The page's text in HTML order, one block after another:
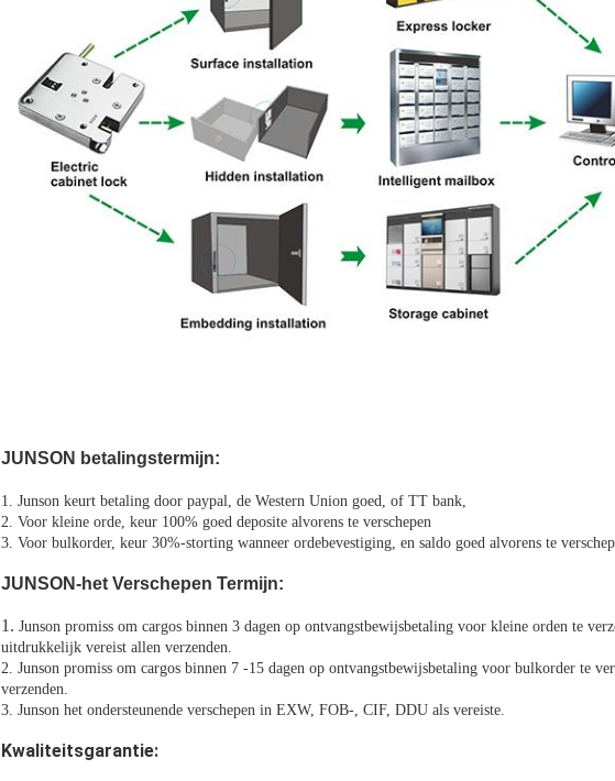
JUNSON betalingstermijn:
1. Junson keurt betaling door paypal, de Western Union goed, of TT bank,
2. Voor kleine orde, keur 100% goed deposite alvorens te verschepen
3. Voor bulkorder, keur 30%-storting wanneer ordebevestiging, en saldo goed alvorens te
JUNSON-het Verschepen Termijn:
1. Junson promiss om cargos binnen 3 dagen op ontvangstbewijsbetaling voor kleine orden te
uitdrukkelijk vereist allen verzenden.
2. Junson promiss om cargos binnen 7 -15 dagen op ontvangstbewijsbetaling voor bulkorder te
verzenden.
3. Junson het ondersteunende verschepen in EXW, FOB-, CIF, DDU als vereiste.
Kwaliteitsgarantie: